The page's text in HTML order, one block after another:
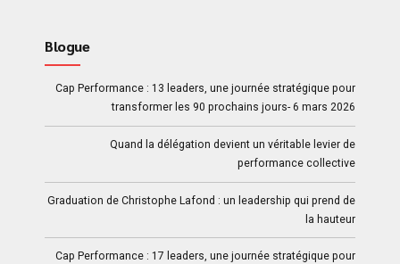
Blogue
Cap Performance : 13 leaders, une journée stratégique pour
transformer les 90 prochains jours- 6 mars 2026
Quand la délégation devient un véritable levier de
performance collective
Graduation de Christophe Lafond : un leadership qui prend de
la hauteur
Cap Performance : 17 leaders, une journée stratégique pour